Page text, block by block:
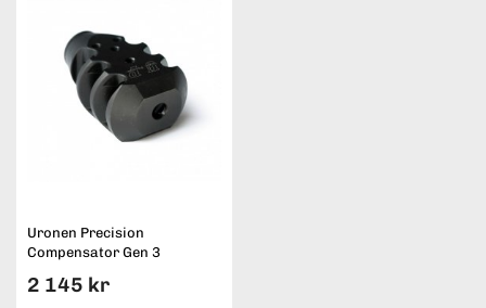
Uronen Precision
Compensator Gen 3
2 145 kr